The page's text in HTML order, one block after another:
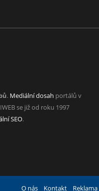
. Mediální dosah portálů v
se již od roku 1997
SEO.
O nás Kontakt Reklama